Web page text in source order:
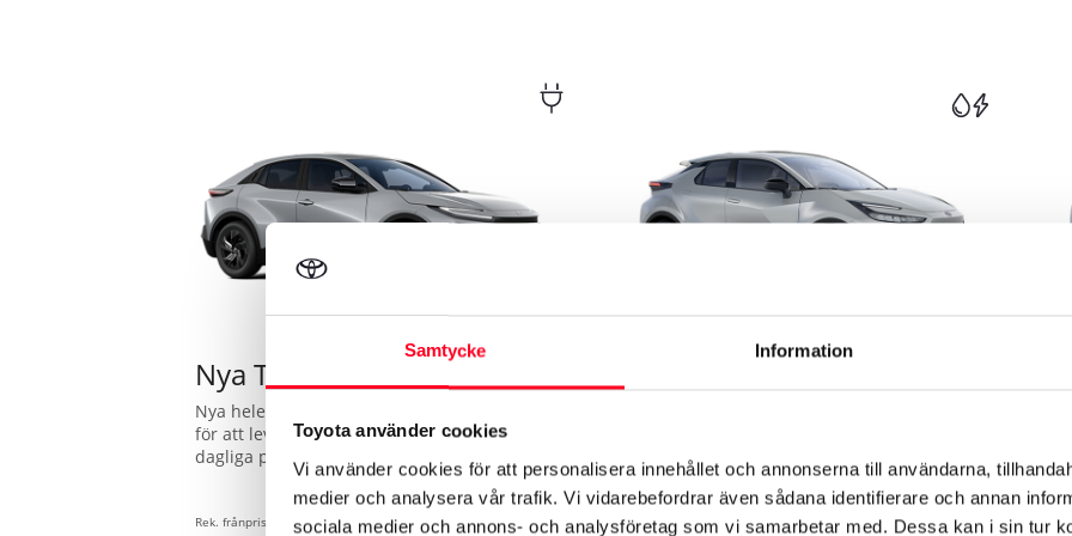
Samtycke Information
Toyota använder cookies
Vi använder cookies för att personalisera innehållet och annonserna till användarna,
medier och analysera vår trafik. Vi vidarebefordrar även sådana identifierare och annan
sociala medier och annons- och analysföretag som vi samarbetar med. Dessa kan i sin tur
Nya Toyota C-HR+
Nya helelektriska Toyota C-HR+ är skapad
för att leverera på alla punkter. Från den
dagliga pendlingen till långresan med
familjen – det här är elbilen som sätter en
ny standard med räckvidd och prestanda
som imponerar. Glöm räckviddsångest, med
Rek. frånpris:
responsiv drivlina med låga utsläpp.
Modellen har en unik och innovativ design,
med skarpa linjer och en strömlinjeformad
profil. Finns även med Toyotas intelligenta
Rek. frånpris: